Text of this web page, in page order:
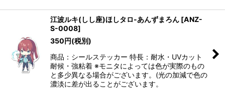
江波ルキ(しし座)ほしタロ-あんずまろん [ANZ-
S-0008]
350円(税別)
商品：シールステッカー 特長：耐水・UVカット
耐候・強粘着 ※モニタによっては色が実際のもの
と多少異なる場合がございます。(光の加減で色の
濃淡に差が出ることがございます。